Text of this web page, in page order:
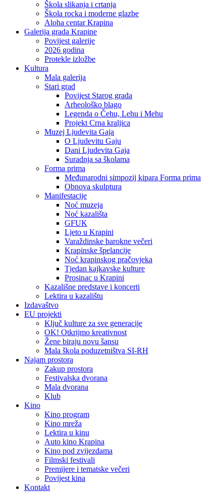
Škola slikanja i crtanja
Škola rocka i moderne glazbe
Aloha centar Krapina
Galerija grada Krapine
Povijest galerije
2026 godina
Protekle izložbe
Kultura
Mala galerija
Stari grad
Povijest Starog grada
Arheološko blago
Legenda o Čehu, Lehu i Mehu
Projekt Crna kraljica
Muzej Ljudevita Gaja
O Ljudevitu Gaju
Dani Ljudevita Gaja
Suradnja sa školama
Forma prima
Međunarodni simpozij kipara Forma prima
Obnova skulptura
Manifestacije
Noć muzeja
Noć kazališta
GFUK
Ljeto u Krapini
Varaždinske barokne večeri
Krapinske špelancije
Noć krapinskog pračovjeka
Tjedan kajkavske kulture
Prosinac u Krapini
Kazališne predstave i koncerti
Lektira u kazalištu
Izdavaštvo
EU projekti
Ključ kulture za sve generacije
OK! Otkrijmo kreativnost
Žene biraju novu šansu
Mala škola poduzetništva SI-RH
Najam prostora
Zakup prostora
Festivalska dvorana
Mala dvorana
Klub
Kino
Kino program
Kino mreža
Lektira u kinu
Auto kino Krapina
Kino pod zvijezdama
Filmski festivali
Premijere i tematske večeri
Povijest kina
Kontakt